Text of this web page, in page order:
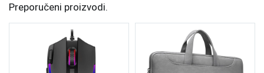
Preporučeni proizvodi.